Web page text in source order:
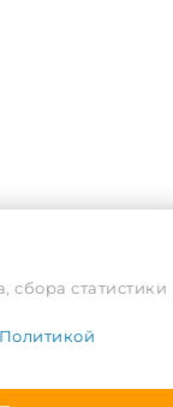
сбора статистики
Политикой